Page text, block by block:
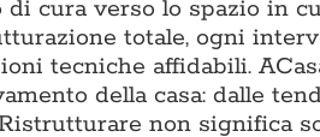
di cura verso lo spazio in
totale, ogni
tecniche affidabili.
della casa: dalle
non significa